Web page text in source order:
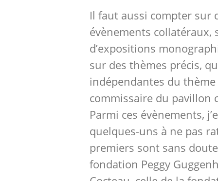
Il faut aussi compter sur
évènements collatéraux,
d’expositions
sur des thèmes précis,
indépendantes du
commissaire du pavillon
Parmi ces évènements,
quelques-uns à ne pas
premiers sont sans
fondation Peggy